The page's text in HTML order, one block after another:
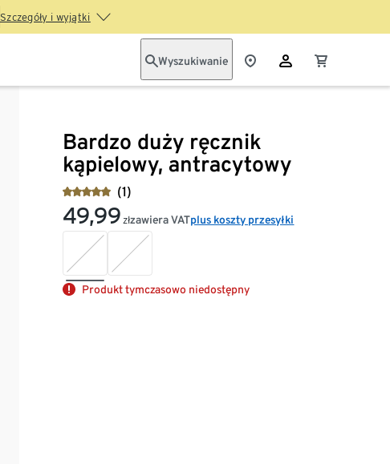
Szczegóły i wyjątki
Wyszukiwanie
Bardzo duży ręcznik
kąpielowy, antracytowy
(1)
49,99 złzawiera VATplus koszty przesyłki
Produkt tymczasowo niedostępny